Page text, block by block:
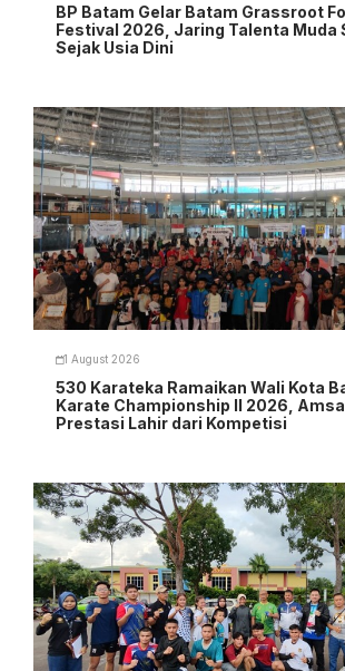
BP Batam Gelar Batam Grassroot
Festival 2026, Jaring Talenta Muda
Sejak Usia Dini
1 August 2026
530 Karateka Ramaikan Wali Kota
Karate Championship II 2026,
Prestasi Lahir dari Kompetisi